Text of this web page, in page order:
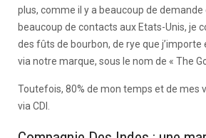
plus, comme il y a beaucoup de demande
beaucoup de contacts aux Etats-Unis, je
des fûts de bourbon, de rye que j’importe
via notre marque, sous le nom de « The
Toutefois, 80% de mon temps et de mes
via CDI.